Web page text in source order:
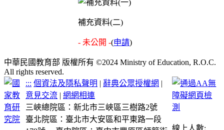
補充資料(二)
- 未公開 -(申請)
中華民國教育部 版權所有 ©2024 Ministry of Education, R.O.C.
All rights reserved.
::: 個資法及隱私聲明 | 辭典公眾授權網 |
意見交流 |網網相連
三峽總院區：新北市三峽區三樹路2號
臺北院區：臺北市大安區和平東路一段
線上人數: